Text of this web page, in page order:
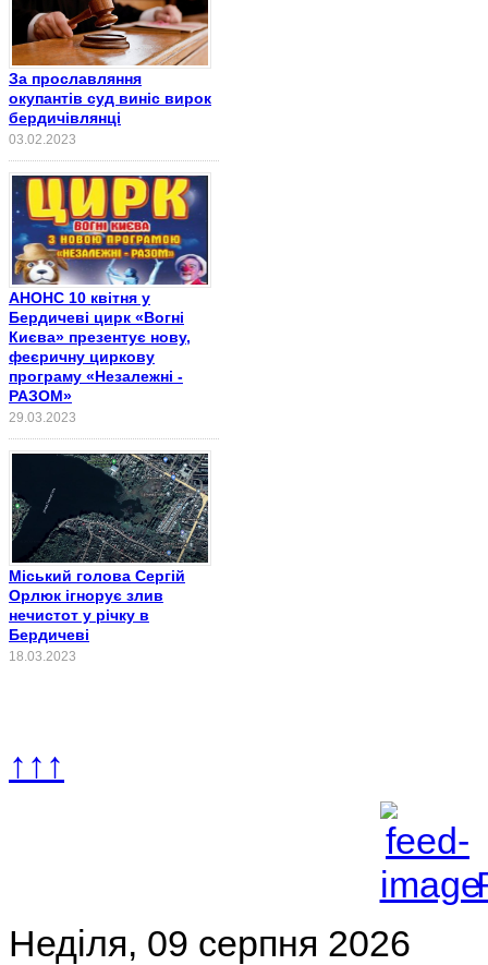
За прославляння
окупантів суд виніс вирок
бердичівлянці
03.02.2023
АНОНС 10 квітня у
Бердичеві цирк «Вогні
Києва» презентує нову,
феєричну циркову
програму «Незалежні -
РАЗОМ»
29.03.2023
Міський голова Сергій
Орлюк ігнорує злив
нечистот у річку в
Бердичеві
18.03.2023
↑↑↑
Неділя, 09 серпня 2026